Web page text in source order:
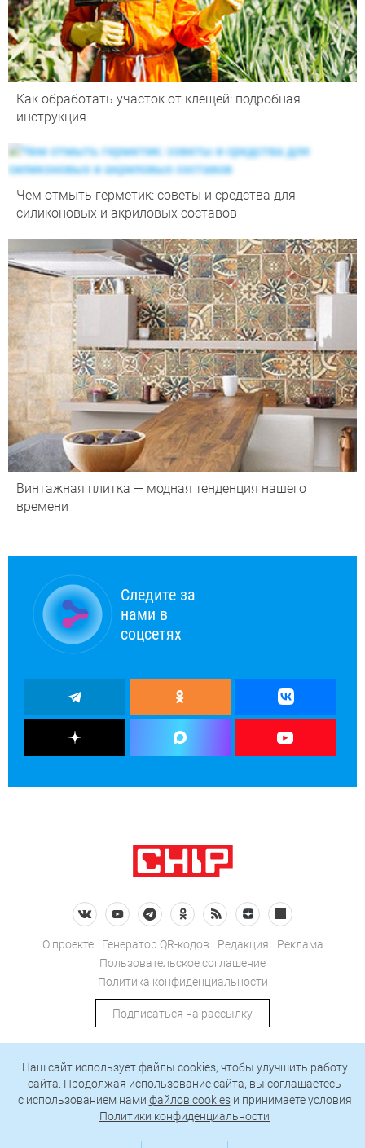
Как обработать участок от клещей: подробная
инструкция
Чем отмыть герметик: советы и средства для
силиконовых и акриловых составов
Винтажная плитка — модная тенденция нашего
времени
Следите за
нами в
соцсетях
О проекте Генератор QR-кодов Редакция
Реклама
Пользовательское соглашение
Политика конфиденциальности
Подписаться на рассылку
127018, Москва, ул. Полковая, д. 3, стр. 4, помещение I, комн. 23
Наш сайт использует файлы cookies, чтобы улучшить работу
сайта. Продолжая использование сайта, вы соглашаетесь
c использованием нами файлов cookiesи принимаете условия
Политики конфиденциальности